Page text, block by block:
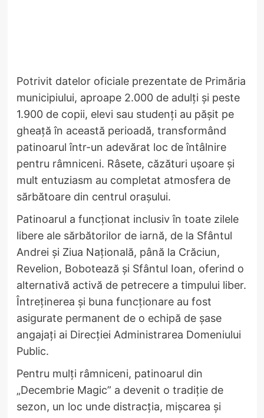
Potrivit datelor oficiale prezentate de Primăria
municipiului, aproape 2.000 de adulți și peste
1.900 de copii, elevi sau studenți au pășit pe
gheață în această perioadă, transformând
patinoarul într-un adevărat loc de întâlnire
pentru râmniceni. Râsete, căzături ușoare și
mult entuziasm au completat atmosfera de
sărbătoare din centrul orașului.
Patinoarul a funcționat inclusiv în toate zilele
libere ale sărbătorilor de iarnă, de la Sfântul
Andrei și Ziua Națională, până la Crăciun,
Revelion, Bobotează și Sfântul Ioan, oferind o
alternativă activă de petrecere a timpului liber.
Întreținerea și buna funcționare au fost
asigurate permanent de o echipă de șase
angajați ai Direcției Administrarea Domeniului
Public.
Pentru mulți râmniceni, patinoarul din
„Decembrie Magic” a devenit o tradiție de
sezon, un loc unde distracția, mișcarea și